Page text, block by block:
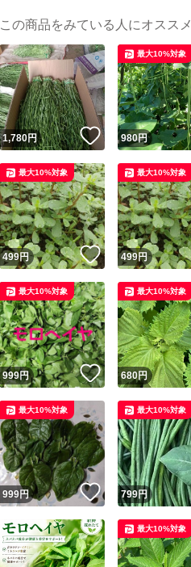
この商品をみている人にオススメ
1,780円 いいね！
980円
最大10%対象
499円 いいね！
最大10%対象
499円
最大10%対象
999円 いいね！
最大10%対象
680円
最大10%対象
999円 いいね！
最大10%対象
799円
最大10%対象
最大10%対象